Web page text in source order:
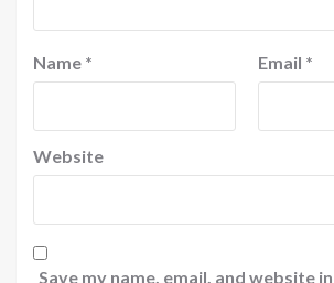
Name * Email *
Website
Save my name, email, and website